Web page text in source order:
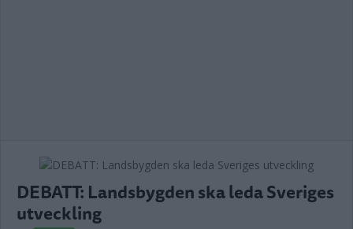
DEBATT: Landsbygden ska leda Sveriges
utveckling